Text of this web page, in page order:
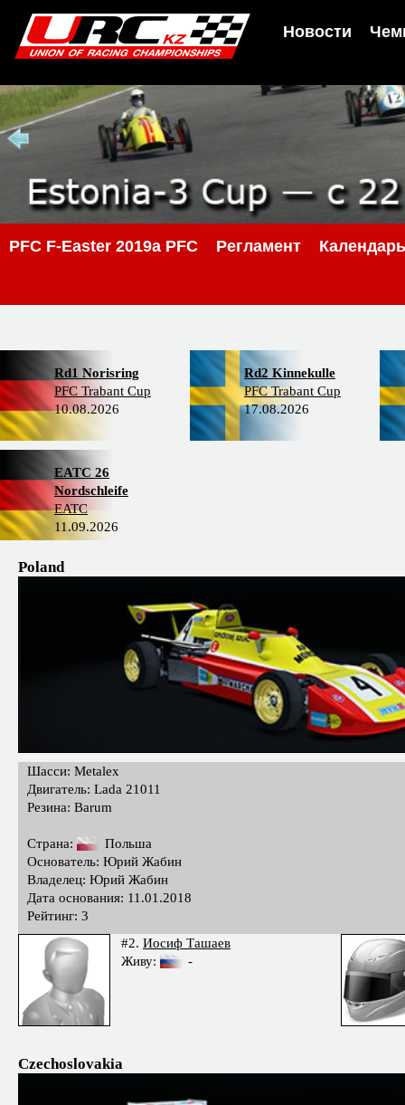
Новости
PFС F-Easter 2019a PFC Регламент Календарь
Rd1 Norisring
PFC Trabant Cup
10.08.2026
Rd2 Kinnekulle
PFC Trabant Cup
17.08.2026
EATC 26
Nordschleife
EATC
11.09.2026
Poland
Шасси: Metalex
Двигатель: Lada 21011
Резина: Barum
Страна:
Польша
Основатель: Юрий Жабин
Владелец: Юрий Жабин
Дата основания: 11.01.2018
Рейтинг: 3
#2. Иосиф Ташаев
Живу:
-
Czechoslovakia